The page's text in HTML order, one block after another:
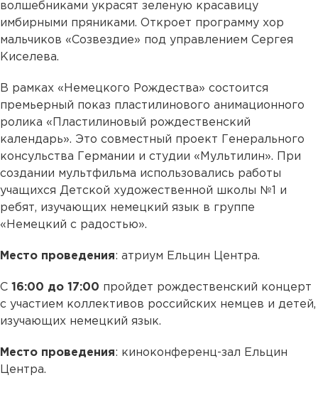
волшебниками украсят зеленую красавицу
имбирными пряниками. Откроет программу хор
мальчиков «Созвездие» под управлением Сергея
Киселева.
В рамках «Немецкого Рождества» состоится
премьерный показ пластилинового анимационного
ролика «Пластилиновый рождественский
календарь». Это совместный проект Генерального
консульства Германии и студии «Мультилин». При
создании мультфильма использовались работы
учащихся Детской художественной школы №1 и
ребят, изучающих немецкий язык в группе
«Немецкий с радостью».
Место проведения: атриум Ельцин Центра.
С 16:00 до 17:00 пройдет рождественский концерт
с участием коллективов российских немцев и детей,
изучающих немецкий язык.
Место проведения: киноконференц-зал Ельцин
Центра.